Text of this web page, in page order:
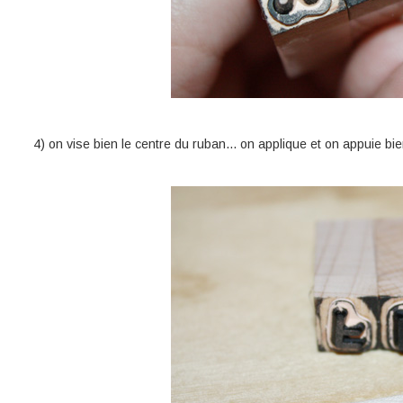
4) on vise bien le centre du ruban... on applique et on appuie